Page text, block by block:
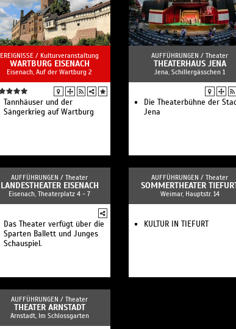
EREIGNISSE / Kulturveranstaltung
WARTBURG EISENACH
Eisenach, Auf der Wartburg 2
Tannhäuser und der
Sängerkrieg auf Wartburg
AUFFÜHRUNGEN / Theater
THEATERHAUS JENA
Jena, Schillergässchen 1
Die Theaterbühne der
Jena
AUFFÜHRUNGEN / Theater
LANDESTHEATER EISENACH
Eisenach, Theaterplatz 4 - 7
Das Theater verfügt über die
Sparten Ballett und Junges
Schauspiel.
AUFFÜHRUNGEN / Theater
SOMMERTHEATER
Weimar, Hauptstr. 14
KULTUR IN TIEFURT
AUFFÜHRUNGEN / Theater
THEATER ARNSTADT
Arnstadt, Im Schlossgarten